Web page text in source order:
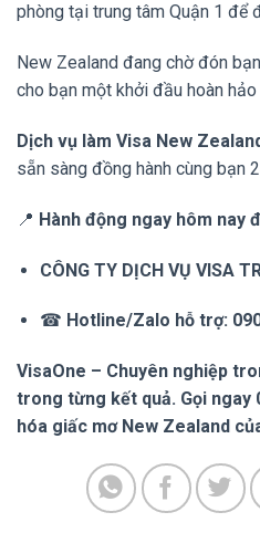
phòng tại trung tâm Quận 1 để
New Zealand đang chờ đón
cho bạn một khởi đầu hoàn
Dịch vụ làm Visa New
sẵn sàng đồng hành cùng bạn
📍 Hành động ngay hôm nay
CÔNG TY DỊCH VỤ VISA
☎ Hotline/Zalo hỗ trợ:
VisaOne – Chuyên nghiệp
trong từng kết quả. Gọi ngay
hóa giấc mơ New Zealand